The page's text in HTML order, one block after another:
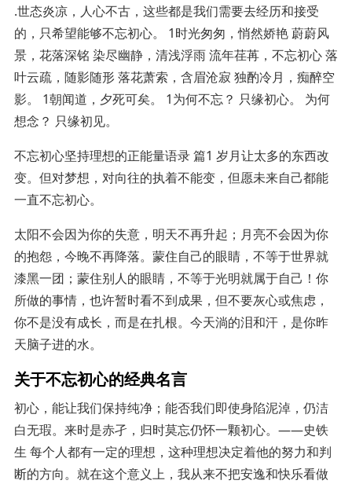
.世态炎凉，人心不古，这些都是我们需要去经历和接受
的，只希望能够不忘初心。 1时光匆匆，悄然娇艳 蔚蔚风
景，花落深铭 染尽幽静，清浅浮雨 流年荏苒，不忘初心 落
叶云疏，随影随形 落花萧索，含眉沧寂 独酌冷月，痴醉空
影。 1朝闻道，夕死可矣。 1为何不忘？ 只缘初心。 为何
想念？ 只缘初见。
不忘初心坚持理想的正能量语录 篇1 岁月让太多的东西改
变。但对梦想，对向往的执着不能变，但愿未来自己都能
一直不忘初心。
太阳不会因为你的失意，明天不再升起；月亮不会因为你
的抱怨，今晚不再降落。蒙住自己的眼睛，不等于世界就
漆黑一团；蒙住别人的眼睛，不等于光明就属于自己！你
所做的事情，也许暂时看不到成果，但不要灰心或焦虑，
你不是没有成长，而是在扎根。今天淌的泪和汗，是你昨
天脑子进的水。
关于不忘初心的经典名言
初心，能让我们保持纯净；能否我们即使身陷泥淖，仍洁
白无瑕。来时是赤孑，归时莫忘仍怀一颗初心。——史铁
生 每个人都有一定的理想，这种理想决定着他的努力和判
断的方向。就在这个意义上，我从来不把安逸和快乐看做